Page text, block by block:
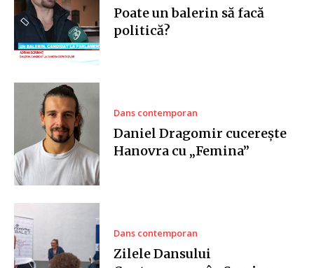
Poate un balerin să facă
politică?
Dans contemporan
Daniel Dragomir cucerește
Hanovra cu „Femina”
Dans contemporan
Zilele Dansului